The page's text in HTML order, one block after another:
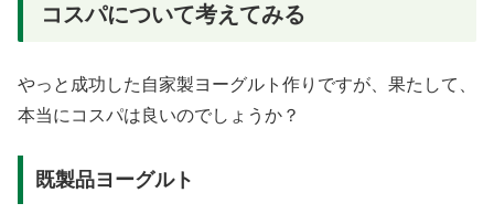
コスパについて考えてみる
やっと成功した自家製ヨーグルト作りですが、果たして、
本当にコスパは良いのでしょうか？
既製品ヨーグルト